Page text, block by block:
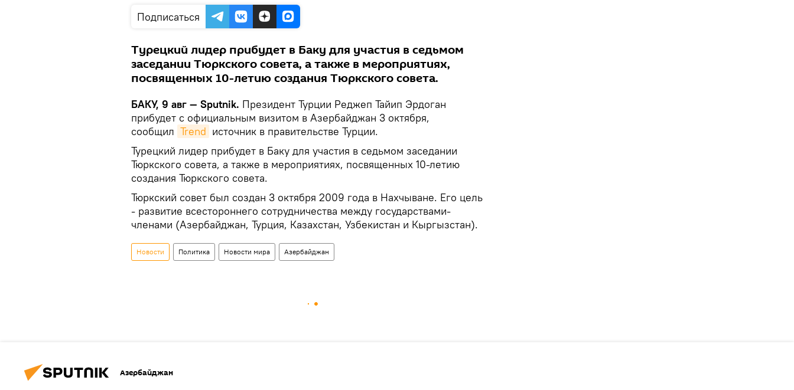
Подписаться
Турецкий лидер прибудет в Баку для участия в седьмом
заседании Тюркского совета, а также в мероприятиях,
посвященных 10-летию создания Тюркского совета.
БАКУ, 9 авг — Sputnik. Президент Турции Реджеп Тайип Эрдоган
прибудет с официальным визитом в Азербайджан 3 октября,
сообщил Trend источник в правительстве Турции.
Турецкий лидер прибудет в Баку для участия в седьмом заседании
Тюркского совета, а также в мероприятиях, посвященных 10-летию
создания Тюркского совета.
Тюркский совет был создан 3 октября 2009 года в Нахчыване. Его цель
- развитие всестороннего сотрудничества между государствами-
членами (Азербайджан, Турция, Казахстан, Узбекистан и Кыргызстан).
Новости Политика Новости мира Азербайджан
Азербайджан